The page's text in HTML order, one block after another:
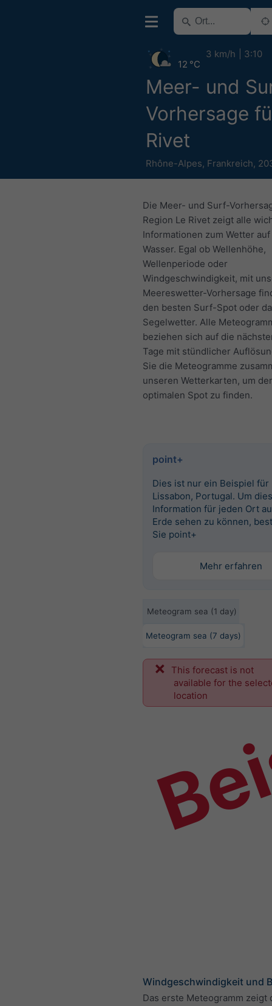
Meer- und
Vorhersage
Rivet
Rhône-Alpes, Frankreich,
12 °C
3 km/h 3:10
Die Meer- und Surf-
Region Le Rivet zeigt alle
Informationen zum Wetter
Wasser. Egal ob Wellenhöhe,
Wellenperiode oder
Windgeschwindigkeit, mit
Meereswetter-Vorhersage
den besten Surf-Spot oder
Segelwetter. Alle
beziehen sich auf die
Tage mit stündlicher
Sie die Meteogramme
unseren Wetterkarten, um
optimalen Spot zu finden.
point+
Dies ist nur ein Beispiel für
Lissabon, Portugal. Um
Information für jeden Ort
Erde sehen zu können,
Sie point+
Mehr erfahren
Meteogram sea (1 day)
Meteogram sea (7 days)
This forecast is not
available for the
location
Windgeschwindigkeit und
Das erste Meteogramm zeigt